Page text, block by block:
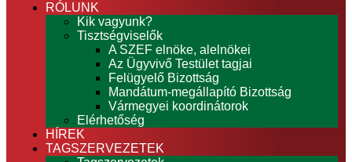
RÓLUNK
Kik vagyunk?
Tisztségviselők
A SZEF elnöke, alelnökei
Az Ügyvivő Testület tagjai
Felügyelő Bizottság
Mandátum-megállapító Bizottság
Vármegyei koordinátorok
Elérhetőség
HÍREK
TAGSZERVEZETEK